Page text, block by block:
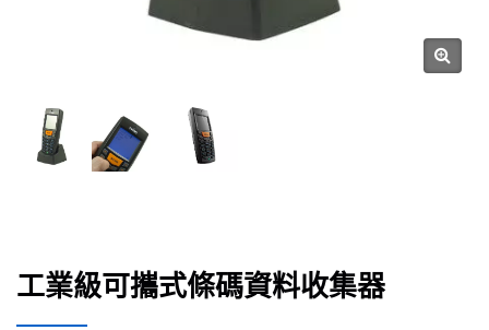
工業級可攜式條碼資料收集器